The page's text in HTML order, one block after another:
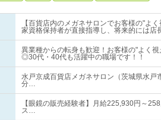
【百貨店内のメガネサロンでお客様の"よ
家資格保持者が直接指導し、将来的には店
異業種からの転身も歓迎！お客様の"よく
◎30代・40代も活躍中の職場です！！
水戸京成百貨店メガネサロン（茨城県水
分…
【眼鏡の販売経験者】月給225,930円～
ス…